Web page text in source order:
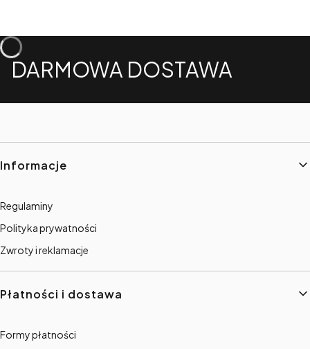
DARMOWA DOSTAWA
Linki w stopce
Informacje
Regulaminy
Polityka prywatności
Zwroty i reklamacje
Płatności i dostawa
Formy płatności